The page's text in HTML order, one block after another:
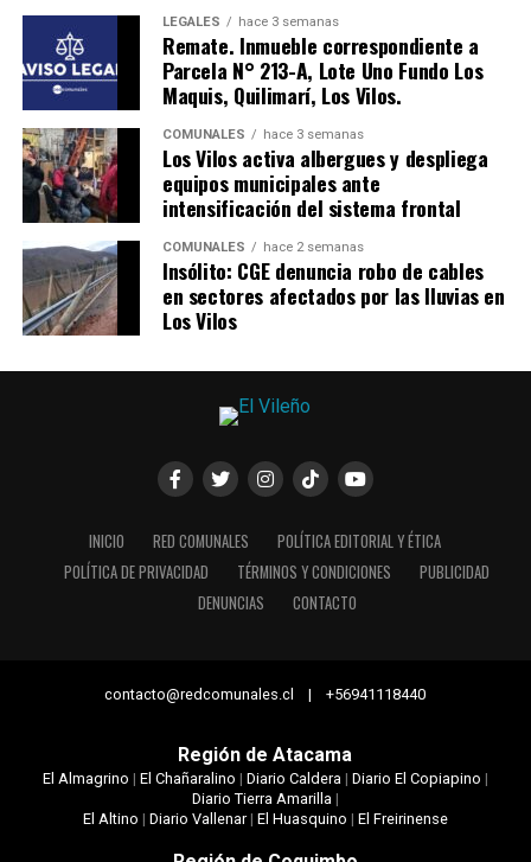
LEGALES hace 3 semanas
Remate. Inmueble correspondiente a
Parcela N° 213-A, Lote Uno Fundo Los
Maquis, Quilimarí, Los Vilos.
COMUNALES hace 3 semanas
Los Vilos activa albergues y despliega
equipos municipales ante
intensificación del sistema frontal
COMUNALES hace 2 semanas
Insólito: CGE denuncia robo de cables
en sectores afectados por las lluvias en
Los Vilos
INICIO RED COMUNALES
POLÍTICA EDITORIAL Y ÉTICA
POLÍTICA DE PRIVACIDAD
TÉRMINOS Y CONDICIONES
PUBLICIDAD
DENUNCIAS
CONTACTO
contacto@redcomunales.cl | +56941118440
Región de Atacama
El Almagrino | El Chañaralino | Diario Caldera| Diario El Copiapino |
Diario Tierra Amarilla|
El Altino | Diario Vallenar| El Huasquino | El Freirinense